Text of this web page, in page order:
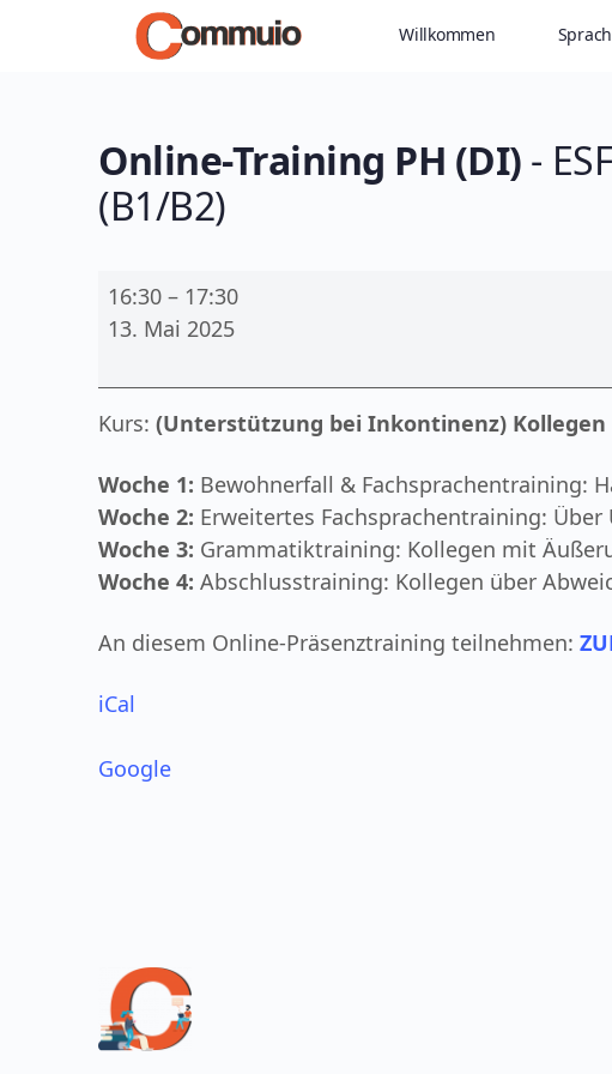
Willkommen
Online-Training PH (DI) -
(B1/B2)
Online-
Training
(DI)
-
Projekt
Berufsb.
Sprachquali
ID
2872176
16:30 – 17:30
13. Mai 2025
Kurs: (Unterstützung bei Inkontinenz)
Woche 1: Bewohnerfall & Fachsprachentraining:
Woche 2: Erweitertes Fachsprachentraining:
Woche 3: Grammatiktraining: Kollegen mit
Woche 4: Abschlusstraining: Kollegen über
An diesem Online-Präsenztraining teilnehmen:
iCal
Google